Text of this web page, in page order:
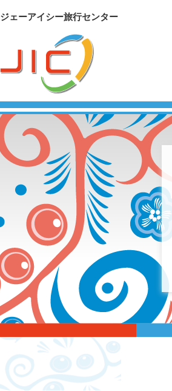
ジェーアイシー旅行センター